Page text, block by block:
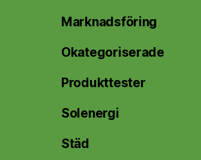
Marknadsföring
Okategoriserade
Produkttester
Solenergi
Städ